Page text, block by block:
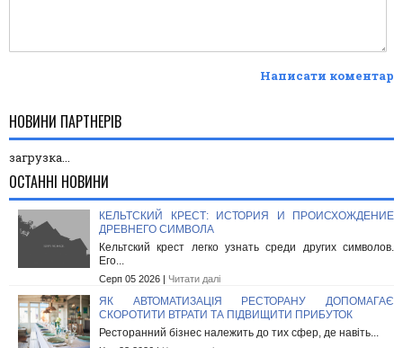
Написати коментар
НОВИНИ ПАРТНЕРІВ
загрузка...
ОСТАННІ НОВИНИ
КЕЛЬТСКИЙ КРЕСТ: ИСТОРИЯ И ПРОИСХОЖДЕНИЕ
ДРЕВНЕГО СИМВОЛА
Кельтский крест легко узнать среди других символов.
Его...
Серп 05 2026 | Читати далі
ЯК АВТОМАТИЗАЦІЯ РЕСТОРАНУ ДОПОМАГАЄ
СКОРОТИТИ ВТРАТИ ТА ПІДВИЩИТИ ПРИБУТОК
Ресторанний бізнес належить до тих сфер, де навіть...